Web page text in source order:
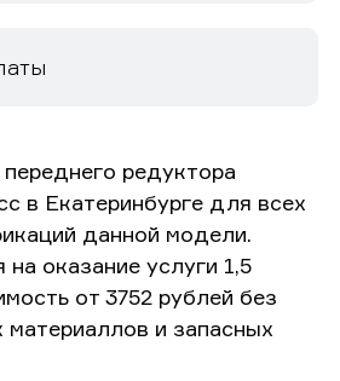
редуктора
в Екатеринбурге для всех
данной модели.
оказание услуги 1,5
от 3752 рублей без
и запасных